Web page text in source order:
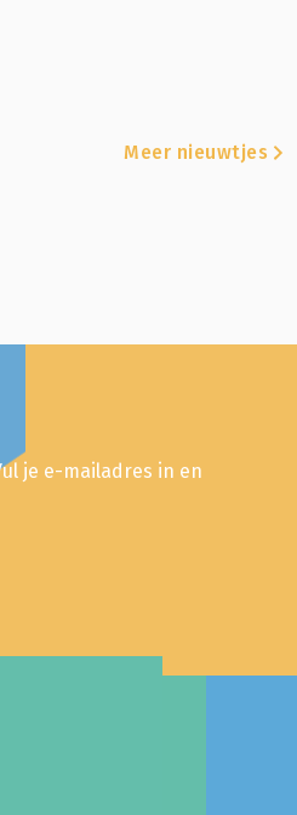
Meer nieuwtjes
je e-mailadres in en